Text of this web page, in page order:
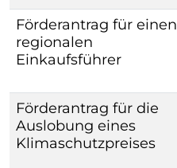
Förderantrag für einen
regionalen
Einkaufsführer
Förderantrag für die
Auslobung eines
Klimaschutzpreises